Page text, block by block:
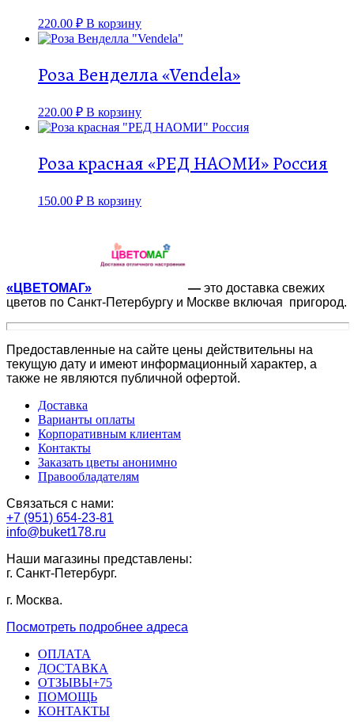
220.00 ₽ В корзину
Роза Венделла «Vendela»
220.00 ₽ В корзину
Роза красная «РЕД НАОМИ» Россия
150.00 ₽ В корзину
«ЦВЕТОМАГ» — это доставка свежих
цветов по Санкт-Петербургу и Москве включая пригород.
Предоставленные на сайте цены действительны на
текущую дату и имеют информационный характер, а
также не являются публичной офертой.
Доставка
Варианты оплаты
Корпоративным клиентам
Контакты
Заказать цветы анонимно
Правообладателям
Связаться с нами:
+7 (951) 654-23-81
info@buket178.ru
Наши магазины представлены:
г. Санкт-Петербург.
г. Москва.
Посмотреть подробнее адреса
ОПЛАТА
ДОСТАВКА
ОТЗЫВЫ+75
ПОМОЩЬ
КОНТАКТЫ